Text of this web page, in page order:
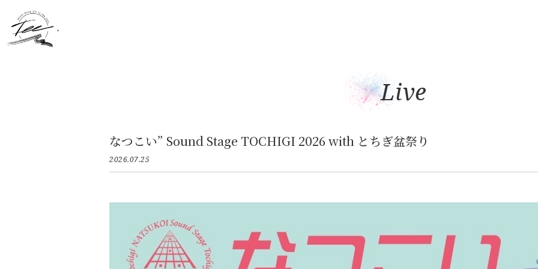
Live
なつこい” Sound Stage TOCHIGI 2026 with とちぎ盆祭り
2026.07.25